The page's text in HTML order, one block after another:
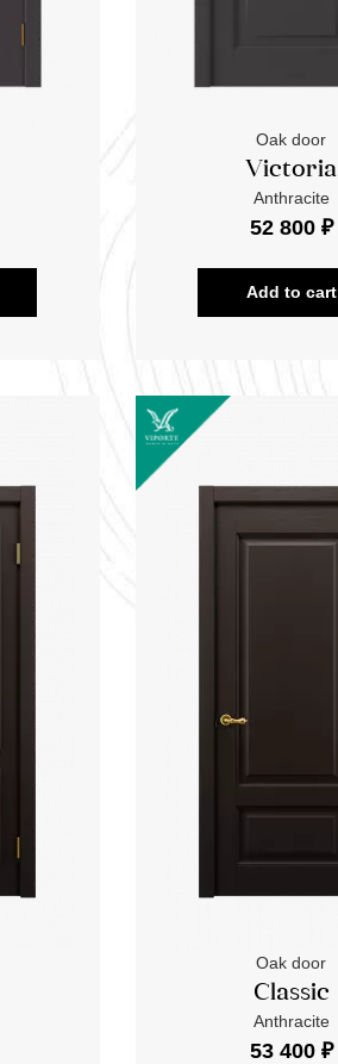
Oak door
Victoria
Anthracite
52 800 ₽
Add to cart
Oak door
Classic
Anthracite
53 400 ₽